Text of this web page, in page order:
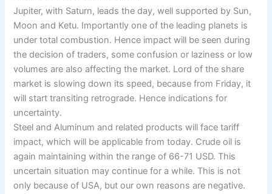
Jupiter, with Saturn, leads the day, well supported by Sun,
Moon and Ketu. Importantly one of the leading planets is
under total combustion. Hence impact will be seen during
the decision of traders, some confusion or laziness or low
volumes are also affecting the market. Lord of the share
market is slowing down its speed, because from Friday, it
will start transiting retrograde. Hence indications for
uncertainty.
Steel and Aluminum and related products will face tariff
impact, which will be applicable from today. Crude oil is
again maintaining within the range of 66-71 USD. This
uncertain situation may continue for a while. This is not
only because of USA, but our own reasons are negative.